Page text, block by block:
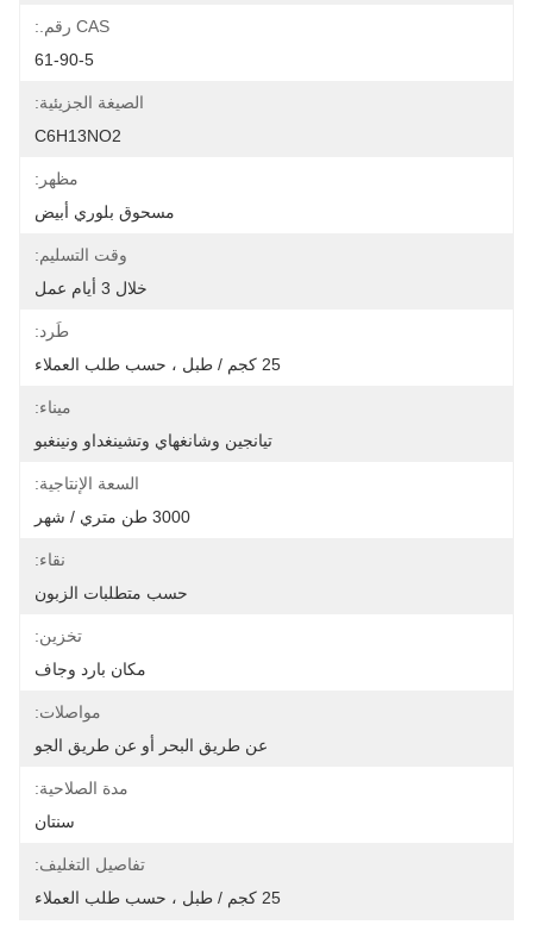
CAS رقم.:
61-90-5
الصيغة الجزيئية:
C6H13NO2
مظهر:
مسحوق بلوري أبيض
وقت التسليم:
خلال 3 أيام عمل
طَرد:
25 كجم / طبل ، حسب طلب العملاء
ميناء:
تيانجين وشانغهاي وتشينغداو ونينغبو
السعة الإنتاجية:
3000 طن متري / شهر
نقاء:
حسب متطلبات الزبون
تخزين:
مكان بارد وجاف
مواصلات:
عن طريق البحر أو عن طريق الجو
مدة الصلاحية:
سنتان
تفاصيل التغليف:
25 كجم / طبل ، حسب طلب العملاء